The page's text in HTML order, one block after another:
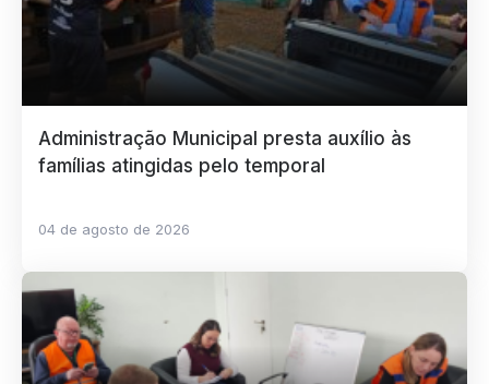
Administração Municipal presta auxílio às
famílias atingidas pelo temporal
04 de agosto de 2026